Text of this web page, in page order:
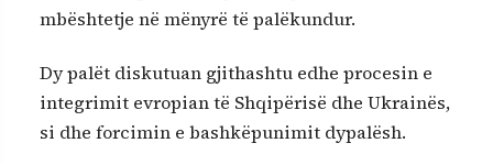
mbështetje në mënyrë të palëkundur.
Dy palët diskutuan gjithashtu edhe procesin e
integrimit evropian të Shqipërisë dhe Ukrainës,
si dhe forcimin e bashkëpunimit dypalësh.